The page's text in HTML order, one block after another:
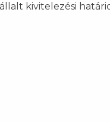
kivitelezési